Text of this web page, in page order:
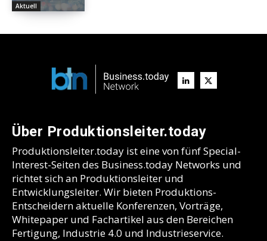
Aktuell
Über Produktionsleiter.today
Produktionsleiter.today ist eine von fünf Special-
Interest-Seiten des Business.today Networks und
richtet sich an Produktionsleiter und
Entwicklungsleiter. Wir bieten Produktions-
Entscheidern aktuelle Konferenzen, Vorträge,
Whitepaper und Fachartikel aus den Bereichen
Fertigung, Industrie 4.0 und Industrieservice.